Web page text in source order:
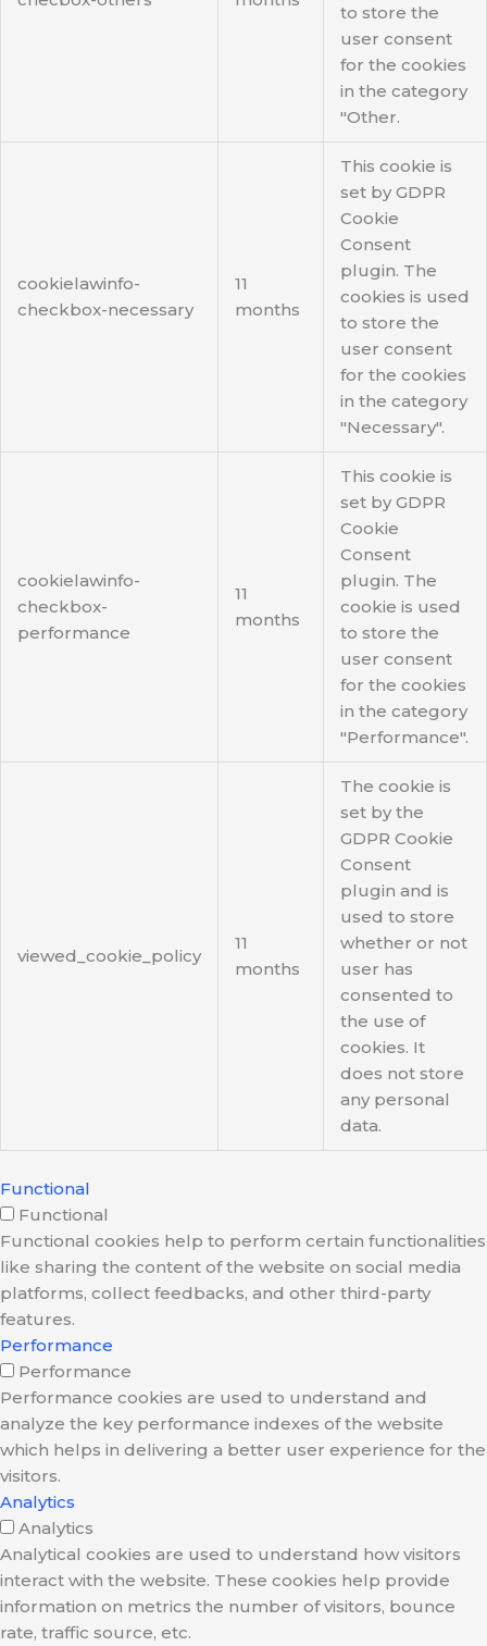
to store the
user consent
for the cookies
in the category
"Other.
cookielawinfo-
checkbox-necessary
11
months
This cookie is
set by GDPR
Cookie
Consent
plugin. The
cookies is used
to store the
user consent
for the cookies
in the category
"Necessary".
cookielawinfo-
checkbox-
performance
11
months
This cookie is
set by GDPR
Cookie
Consent
plugin. The
cookie is used
to store the
user consent
for the cookies
in the category
"Performance".
viewed_cookie_policy
11
months
The cookie is
set by the
GDPR Cookie
Consent
plugin and is
used to store
whether or not
user has
consented to
the use of
cookies. It
does not store
any personal
data.
Functional
Functional
Functional cookies help to perform certain functionalities
like sharing the content of the website on social media
platforms, collect feedbacks, and other third-party
features.
Performance
Performance
Performance cookies are used to understand and
analyze the key performance indexes of the website
which helps in delivering a better user experience for the
visitors.
Analytics
Analytics
Analytical cookies are used to understand how visitors
interact with the website. These cookies help provide
information on metrics the number of visitors, bounce
rate, traffic source, etc.